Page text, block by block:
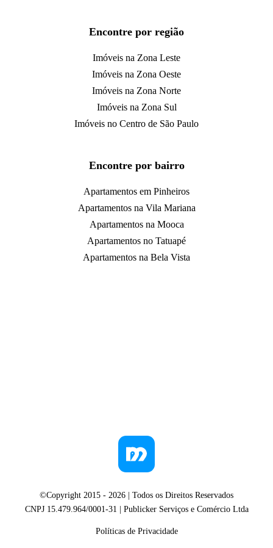
Encontre por região
Imóveis na Zona Leste
Imóveis na Zona Oeste
Imóveis na Zona Norte
Imóveis na Zona Sul
Imóveis no Centro de São Paulo
Encontre por bairro
Apartamentos em Pinheiros
Apartamentos na Vila Mariana
Apartamentos na Mooca
Apartamentos no Tatuapé
Apartamentos na Bela Vista
©Copyright 2015 - 2026 | Todos os Direitos Reservados
CNPJ 15.479.964/0001-31 | Publicker Serviços e Comércio Ltda
Políticas de Privacidade